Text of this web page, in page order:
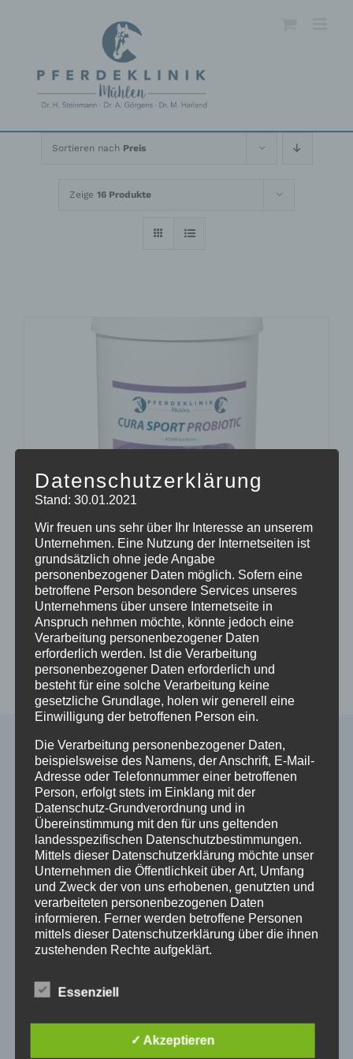
Sortieren nach Preis
Zeige 16 Produkte
CURA SPORT PROBIOTIC
45,77€ Enthält 7% Mehrwertsteuer zzgl.
Lieferzeit: sofort lieferbar
In den Warenkorb
Alle Shop Infos
Mein Konto
Zahlungsarten
Versand & Lieferung
Widerruf
Widerruf erklären
AGB
Impressum
Datenschutzerklärung
Pferdeklinik Mühlen GmbH
Datenschutzerklärung
Stand: 30.01.2021
Wir freuen uns sehr über Ihr Interesse an unserem
Unternehmen. Eine Nutzung der Internetseiten ist
grundsätzlich ohne jede Angabe
personenbezogener Daten möglich. Sofern eine
betroffene Person besondere Services unseres
Unternehmens über unsere Internetseite in
Anspruch nehmen möchte, könnte jedoch eine
Verarbeitung personenbezogener Daten
erforderlich werden. Ist die Verarbeitung
personenbezogener Daten erforderlich und
besteht für eine solche Verarbeitung keine
gesetzliche Grundlage, holen wir generell eine
Einwilligung der betroffenen Person ein.
Die Verarbeitung personenbezogener Daten,
beispielsweise des Namens, der Anschrift, E-Mail-
Adresse oder Telefonnummer einer betroffenen
Person, erfolgt stets im Einklang mit der
Datenschutz-Grundverordnung und in
Übereinstimmung mit den für uns geltenden
landesspezifischen Datenschutzbestimmungen.
Mittels dieser Datenschutzerklärung möchte unser
Unternehmen die Öffentlichkeit über Art, Umfang
und Zweck der von uns erhobenen, genutzten und
verarbeiteten personenbezogenen Daten
informieren. Ferner werden betroffene Personen
mittels dieser Datenschutzerklärung über die ihnen
zustehenden Rechte aufgeklärt.
Wir haben als für die Verarbeitung Verantwortlicher
zahlreiche technische und organisatorische
lückenlosen Schutz der über diese Internetseite
verarbeiteten personenbezogenen Daten
Essenziell
✓ Akzeptieren